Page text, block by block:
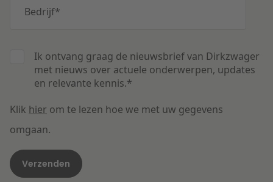
Bedrijf*
Ik ontvang graag de nieuwsbrief van Dirkzwager
met nieuws over actuele onderwerpen, updates
en relevante kennis.*
Klik hier om te lezen hoe we met uw gegevens
omgaan.